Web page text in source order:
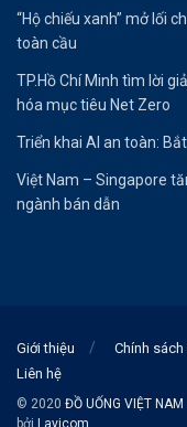
“Hộ chiếu xanh” mở lối
toàn cầu
TP.Hồ Chí Minh tìm lời
hóa mục tiêu Net Zero
Triển khai AI an toàn:
Việt Nam – Singapore
ngành bán dẫn
Giới thiệu Chính
Liên hệ
© 2020 ĐỒ UỐNG VIỆT NAM
bởi
Lavicom